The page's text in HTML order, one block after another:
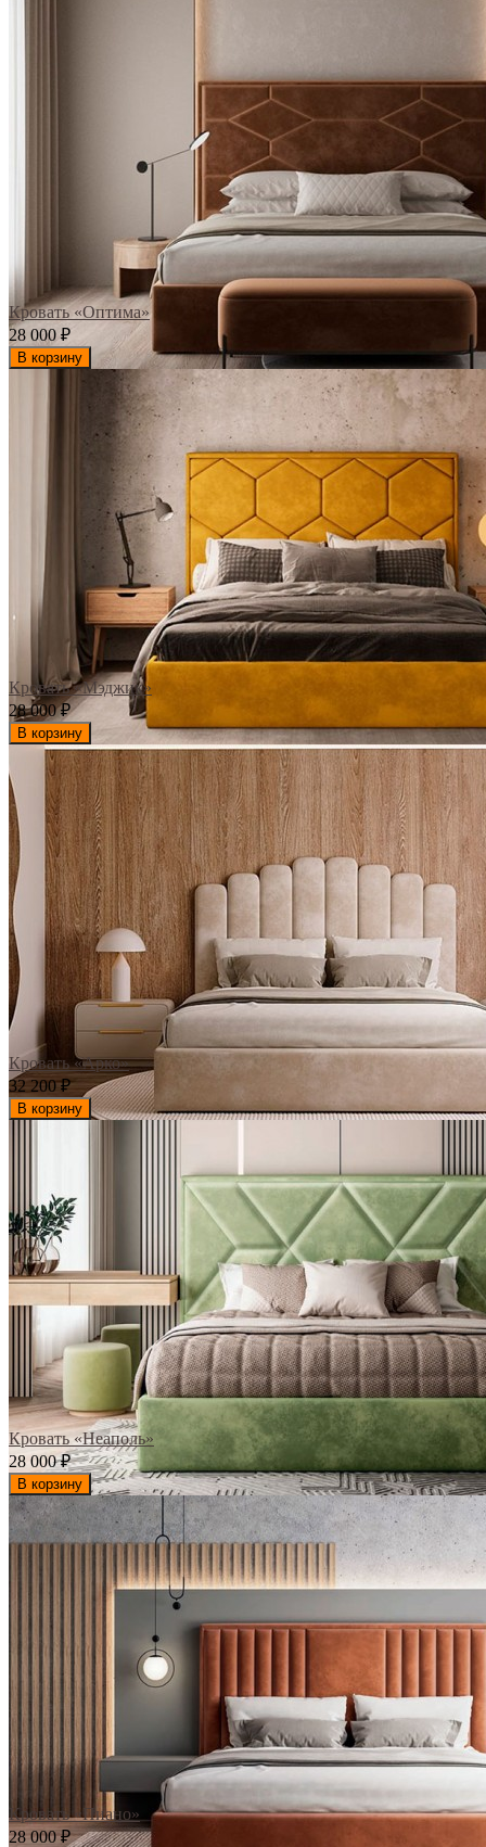
Кровать «Оптима»
28 000 ₽
В корзину
Кровать «Мэджик»
28 000₽
В корзину
Кровать «Арко»
32 200₽
В корзину
Кровать «Неаполь»
28 000₽
В корзину
Кровать «Пиано»
28 000₽